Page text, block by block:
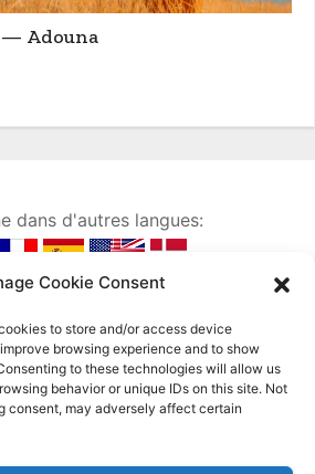
Cookie Consent
to store and/or access device
browsing experience and to show
to these technologies will allow us
behavior or unique IDs on this site. Not
consent, may adversely affect certain
— Adouna
dans d'autres langues: